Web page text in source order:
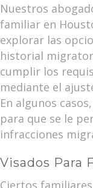
Nuestros
familiar en
explorar las
historial
cumplir los
mediante el
En algunos
para que se le
infracciones
Visados Para
Ciertos